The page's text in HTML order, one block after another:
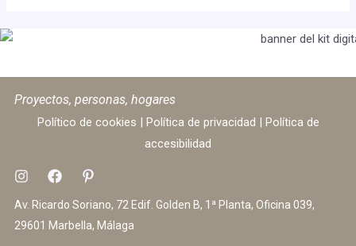
Proyectos, personas, hogares
Político de cookies | Política de privacidad | Política de
accesibilidad
Av. Ricardo Soriano, 72 Edif. Golden B, 1ª Planta, Oficina 039,
29601 Marbella, Málaga